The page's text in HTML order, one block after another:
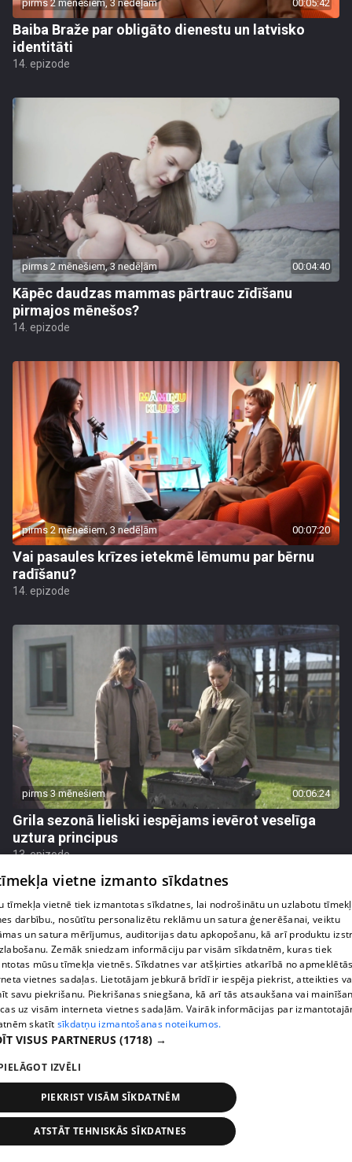
pirms 2 mēnešiem, 3 nedēļām 00:05:42
Baiba Braže par obligāto dienestu un latvisko
identitāti
14. epizode
pirms 2 mēnešiem, 3 nedēļām 00:04:40
Kāpēc daudzas mammas pārtrauc zīdīšanu
pirmajos mēnešos?
14. epizode
pirms 2 mēnešiem, 3 nedēļām 00:07:20
Vai pasaules krīzes ietekmē lēmumu par bērnu
radīšanu?
14. epizode
pirms 3 mēnešiem 00:06:24
Grila sezonā lieliski iespējams ievērot veselīga
uztura principus
13. epizode
Veselības sākas ar mikrobiomu, ar ko to barot, lai
justos labi?
13. epizode
vietne izmanto sīkdatnes
tīmekļa vietnē tiek izmantotas sīkdatnes, lai nodrošinātu un uzlabotu
darbību., nosūtītu personalizētu reklāmu un satura ģenerēšanai, veiktu
un satura mērījumus, auditorijas datu apkopošanu, kā arī produktu
Zemāk sniedzam informāciju par visām sīkdatnēm, kuras tiek
mūsu tīmekļa vietnēs. Sīkdatnes var atšķirties atkarībā no
vietnes sadaļas. Lietotājam jebkurā brīdī ir iespēja piekrist, atteikties
savu piekrišanu. Piekrišanas sniegšana, kā arī tās atsaukšana vai
uz visām interneta vietnes sadaļām. Vairāk informācijas par
skatīt sīkdatņu izmantošanas noteikumos.
VISUS PARTNERUS (1718) →
IZVĒLI
PIEKRIST VISĀM SĪKDATNĒM
ATSTĀT TEHNISKĀS SĪKDATNES